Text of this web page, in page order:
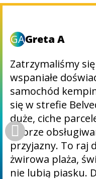
GAGreta A
Zatrzymaliśmy
wspaniałe
samochód
się w strefie
duże, ciche
dobrze
przyjazny. To raj
żwirowa plaża,
nie lubią piasku.